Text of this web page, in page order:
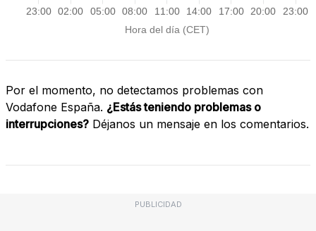
Por el momento, no detectamos problemas con
Vodafone España. ¿Estás teniendo problemas o
interrupciones? Déjanos un mensaje en los comentarios.
PUBLICIDAD